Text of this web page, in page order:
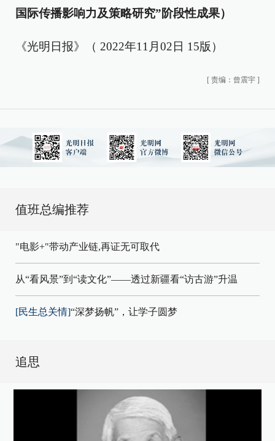
国际传播影响力及策略研究”阶段性成果）
《光明日报》（ 2022年11月02日 15版）
[ 责编：曾震宇 ]
值班总编推荐
"电影+"带动产业链,再证无可取代
从“看风景”到“读文化”——透过新疆看“访古游”升温
[民生总关情]“深梦扬帆”，让学子圆梦
追思